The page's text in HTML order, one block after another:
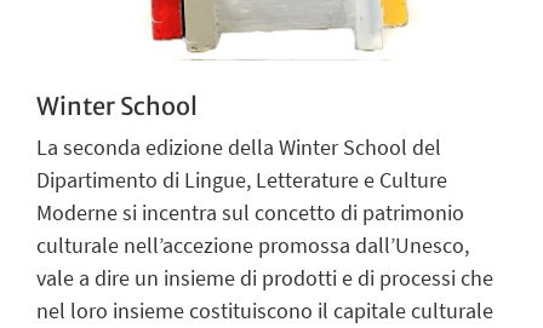
Winter School
La seconda edizione della Winter School del
Dipartimento di Lingue, Letterature e Culture
Moderne si incentra sul concetto di patrimonio
culturale nell’accezione promossa dall’Unesco,
vale a dire un insieme di prodotti e di processi che
nel loro insieme costituiscono il capitale culturale